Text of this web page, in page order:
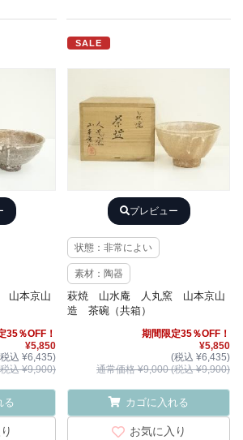
本京山
35％OFF！
¥5,850
込 ¥6,435)
込 ¥9,900)
る
SALE
プレビュー
状態：非常によい
素材：陶器
萩焼 山水庵 人丸窯 山本京山
造 茶碗（共箱）
期間限定35％OFF！
¥5,850
(税込 ¥6,435)
通常価格 ¥9,000 (税込 ¥9,900)
カゴに入れる
お気に入り